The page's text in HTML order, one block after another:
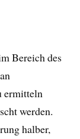
Bereich des
ermitteln
werden.
halber,